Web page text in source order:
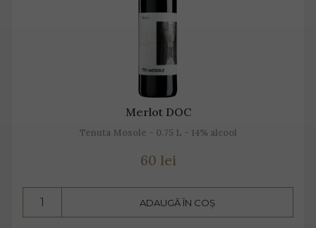
Merlot DOC
Tenuta Mosole - 0.75 L - 14% alcool
60 lei
ADAUGĂ ÎN COȘ